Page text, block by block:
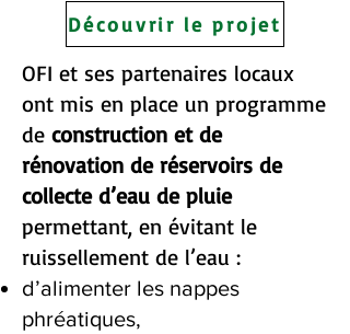
Découvrir le projet
OFI et ses partenaires locaux
ont mis en place un programme
de construction et de
rénovation de réservoirs de
collecte d’eau de pluie
permettant, en évitant le
ruissellement de l’eau :
d’alimenter les nappes
phréatiques,